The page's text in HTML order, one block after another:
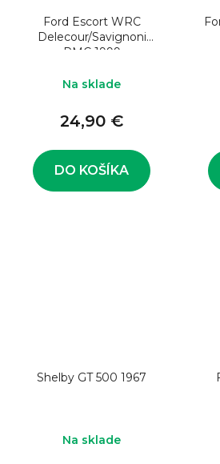
Ford Escort WRC
Delecour/Savignoni
RMC 1999
Na sklade
24,90 €
DO KOŠÍKA
Shelby GT 500 1967
Na sklade